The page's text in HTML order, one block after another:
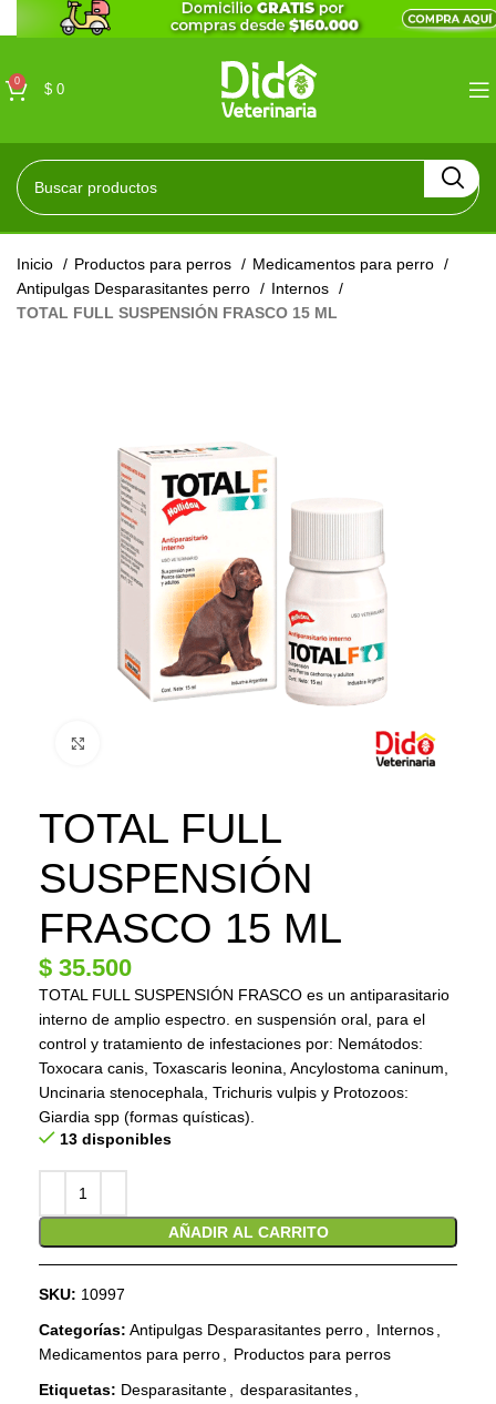
0
$ 0
Inicio Productos para perros
Medicamentos para perro
Antipulgas Desparasitantes perro
Internos
TOTAL FULL SUSPENSIÓN FRASCO 15 ML
TOTAL FULL
SUSPENSIÓN
FRASCO 15 ML
$ 35.500
TOTAL FULL SUSPENSIÓN FRASCO es un antiparasitario
interno de amplio espectro. en suspensión oral, para el
control y tratamiento de infestaciones por: Nemátodos:
Toxocara canis, Toxascaris leonina, Ancylostoma caninum,
Uncinaria stenocephala, Trichuris vulpis y Protozoos:
Giardia spp (formas quísticas).
13 disponibles
AÑADIR AL CARRITO
SKU: 10997
Categorías: Antipulgas Desparasitantes perro Internos
Medicamentos para perro
Productos para perros
Etiquetas: Desparasitante desparasitantes